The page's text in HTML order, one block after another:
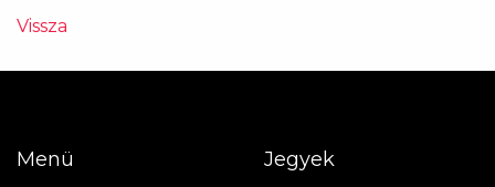
Vissza
Menü Jegyek